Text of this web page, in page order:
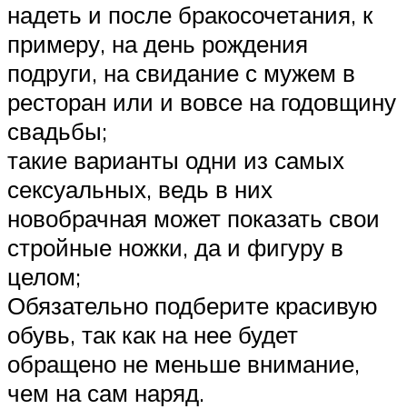
надеть и после бракосочетания, к
примеру, на день рождения
подруги, на свидание с мужем в
ресторан или и вовсе на годовщину
свадьбы;
такие варианты одни из самых
сексуальных, ведь в них
новобрачная может показать свои
стройные ножки, да и фигуру в
целом;
Обязательно подберите красивую
обувь, так как на нее будет
обращено не меньше внимание,
чем на сам наряд.